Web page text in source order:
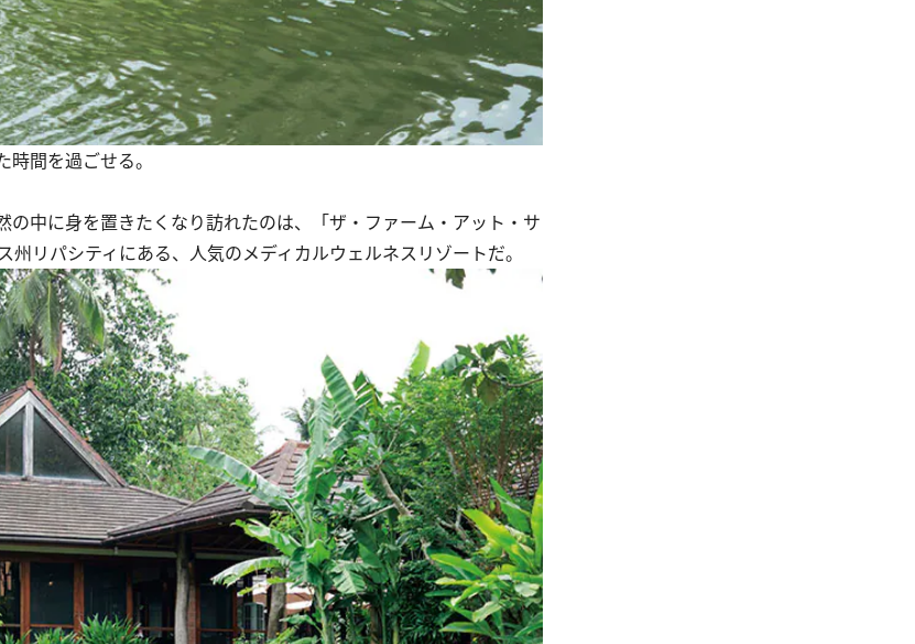
間を過ごせる。
中に身を置きたくなり訪れたのは、「ザ・ファーム・アット・サ
リパシティにある、人気のメディカルウェルネスリゾートだ。